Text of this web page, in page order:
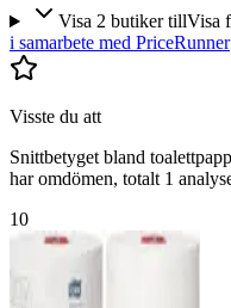
Visa 2 butiker tillVisa
i samarbete med PriceRunner
Visste du att
Snittbetyget bland
har omdömen, totalt 1
10